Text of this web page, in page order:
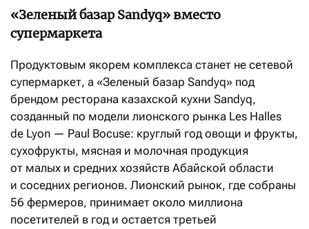
«Зеленый базар Sandyq» вместо
супермаркета
Продуктовым якорем комплекса станет не сетевой
супермаркет, а «Зеленый базар Sandyq» под
брендом ресторана казахской кухни Sandyq,
созданный по модели лионского рынка Les Halles
de Lyon — Paul Bocuse: круглый год овощи и фрукты,
сухофрукты, мясная и молочная продукция
от малых и средних хозяйств Абайской области
и соседних регионов. Лионский рынок, где собраны
56 фермеров, принимает около миллиона
посетителей в год и остается третьей